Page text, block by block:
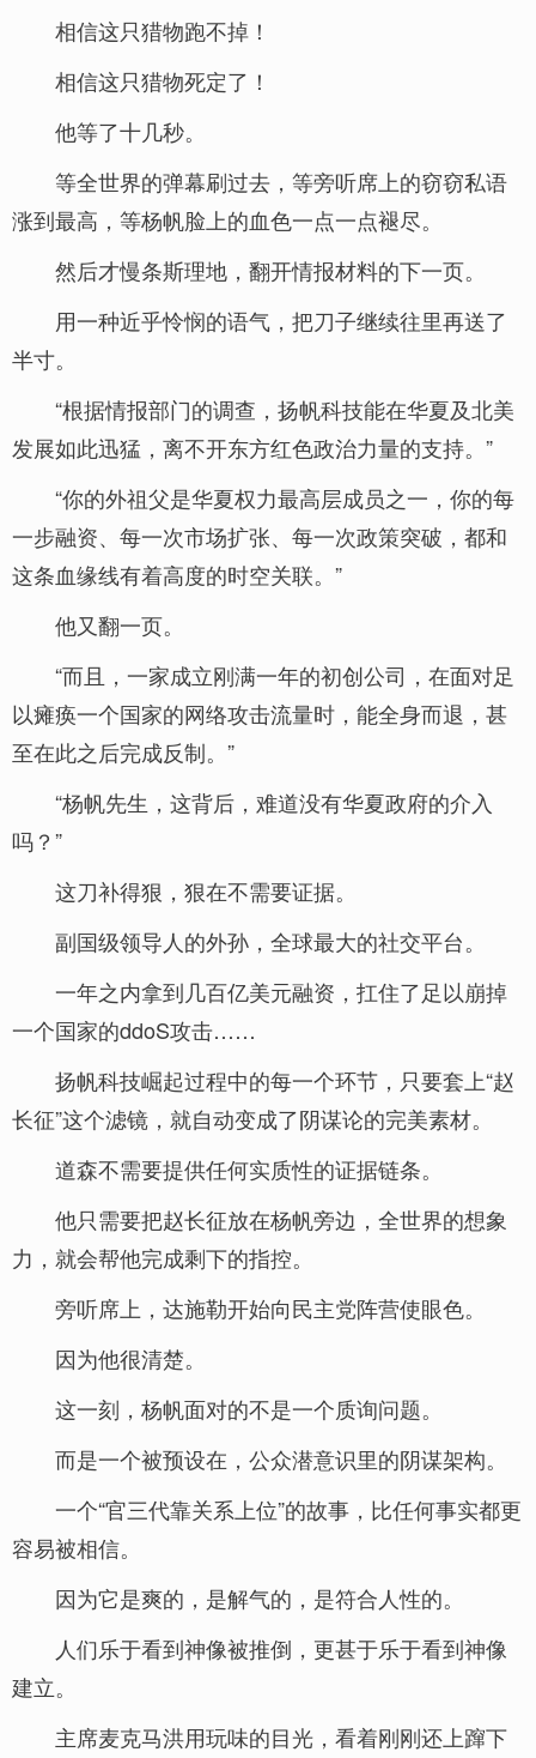
相信这只猎物跑不掉！
相信这只猎物死定了！
他等了十几秒。
等全世界的弹幕刷过去，等旁听席上的窃窃私语
涨到最高，等杨帆脸上的血色一点一点褪尽。
然后才慢条斯理地，翻开情报材料的下一页。
用一种近乎怜悯的语气，把刀子继续往里再送了
半寸。
“根据情报部门的调查，扬帆科技能在华夏及北美
发展如此迅猛，离不开东方红色政治力量的支持。”
“你的外祖父是华夏权力最高层成员之一，你的每
一步融资、每一次市场扩张、每一次政策突破，都和
这条血缘线有着高度的时空关联。”
他又翻一页。
“而且，一家成立刚满一年的初创公司，在面对足
以瘫痪一个国家的网络攻击流量时，能全身而退，甚
至在此之后完成反制。”
“杨帆先生，这背后，难道没有华夏政府的介入
吗？”
这刀补得狠，狠在不需要证据。
副国级领导人的外孙，全球最大的社交平台。
一年之内拿到几百亿美元融资，扛住了足以崩掉
一个国家的ddoS攻击……
扬帆科技崛起过程中的每一个环节，只要套上“赵
长征”这个滤镜，就自动变成了阴谋论的完美素材。
道森不需要提供任何实质性的证据链条。
他只需要把赵长征放在杨帆旁边，全世界的想象
力，就会帮他完成剩下的指控。
旁听席上，达施勒开始向民主党阵营使眼色。
因为他很清楚。
这一刻，杨帆面对的不是一个质询问题。
而是一个被预设在，公众潜意识里的阴谋架构。
一个“官三代靠关系上位”的故事，比任何事实都更
容易被相信。
因为它是爽的，是解气的，是符合人性的。
人们乐于看到神像被推倒，更甚于乐于看到神像
建立。
主席麦克马洪用玩味的目光，看着刚刚还上蹿下